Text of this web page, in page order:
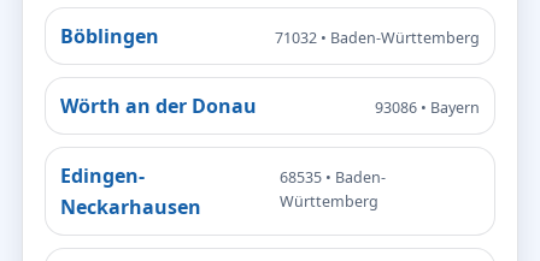
Böblingen 71032 • Baden-Württemberg
Wörth an der Donau 93086 • Bayern
Edingen-
Neckarhausen
68535 • Baden-
Württemberg